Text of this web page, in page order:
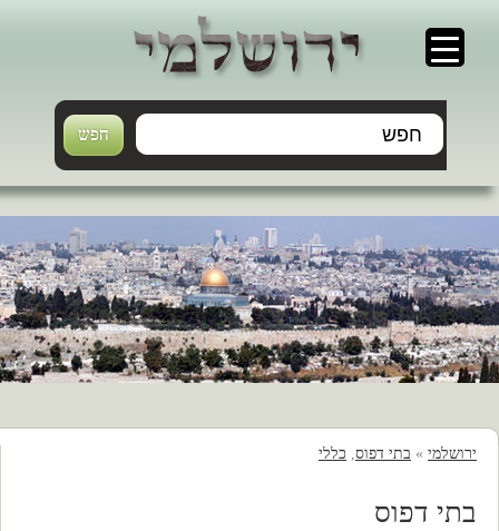
ירושלמי » בתי דפוס, כללי
בתי דפוס